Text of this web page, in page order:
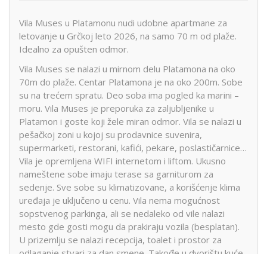
Vila Muses u Platamonu nudi udobne apartmane za
letovanje u Grčkoj leto 2026, na samo 70 m od plaže.
Idealno za opušten odmor.
Vila Muses se nalazi u mirnom delu Platamona na oko
70m do plaže. Centar Platamona je na oko 200m. Sobe
su na trećem spratu. Deo soba ima pogled ka marini –
moru. Vila Muses je preporuka za zaljubljenike u
Platamon i goste koji žele miran odmor. Vila se nalazi u
pešačkoj zoni u kojoj su prodavnice suvenira,
supermarketi, restorani, kafići, pekare, poslastičarnice…
Vila je opremljena WIFI internetom i liftom. Ukusno
nameštene sobe imaju terase sa garniturom za
sedenje. Sve sobe su klimatizovane, a korišćenje klima
uređaja je uključeno u cenu. Vila nema mogućnost
sopstvenog parkinga, ali se nedaleko od vile nalazi
mesto gde gosti mogu da prakiraju vozila (besplatan).
U prizemlju se nalazi recepcija, toalet i prostor za